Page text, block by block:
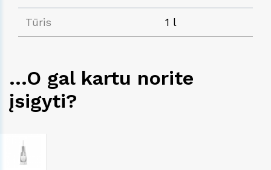
Tūris 1 l
...O gal kartu norite
įsigyti?